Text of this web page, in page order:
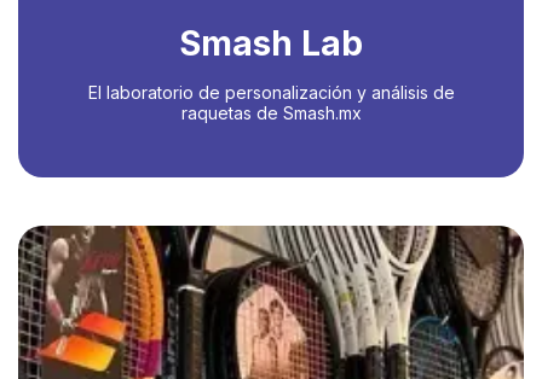
Smash Lab
El laboratorio de personalización y análisis de
raquetas de Smash.mx